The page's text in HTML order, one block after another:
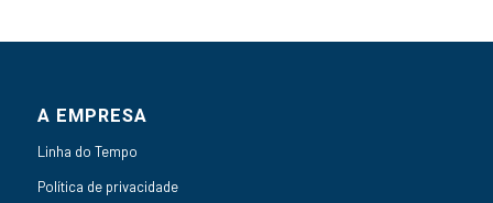
A EMPRESA
Linha do Tempo
Política de privacidade